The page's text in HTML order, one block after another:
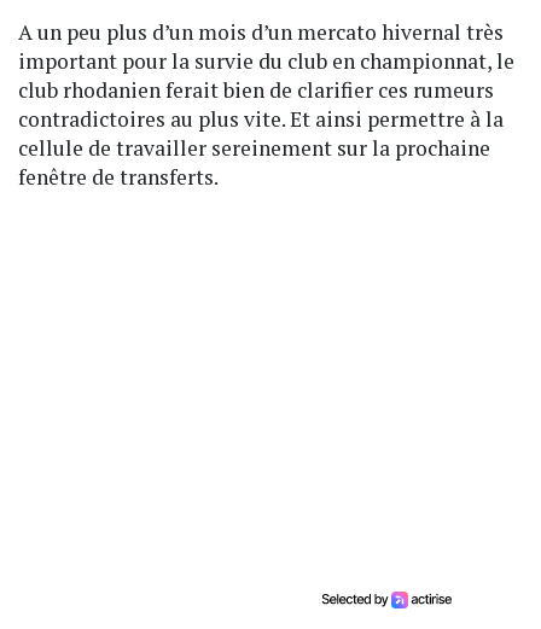
A un peu plus d’un mois d’un mercato hivernal très
important pour la survie du club en championnat, le
club rhodanien ferait bien de clarifier ces rumeurs
contradictoires au plus vite. Et ainsi permettre à la
cellule de travailler sereinement sur la prochaine
fenêtre de transferts.